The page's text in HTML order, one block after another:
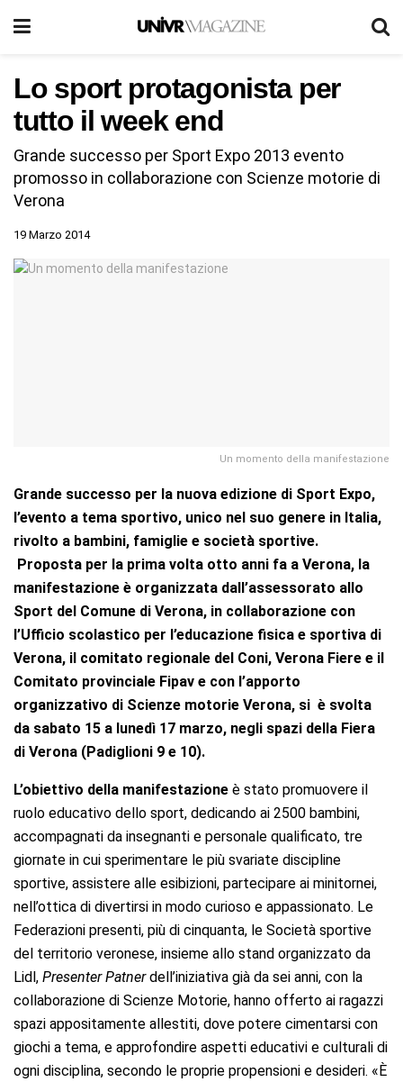
Lo sport protagonista per
tutto il week end
Grande successo per Sport Expo 2013 evento
promosso in collaborazione con Scienze motorie di
Verona
19 Marzo 2014
Un momento della manifestazione
Grande successo per la nuova edizione di Sport Expo,
l’evento a tema sportivo, unico nel suo genere in Italia,
rivolto a bambini, famiglie e società sportive.
Proposta per la prima volta otto anni fa a Verona, la
manifestazione è organizzata dall’assessorato allo
Sport del Comune di Verona, in collaborazione con
l’Ufficio scolastico per l’educazione fisica e sportiva di
Verona, il comitato regionale del Coni, Verona Fiere e il
Comitato provinciale Fipav e con l’apporto
organizzativo di Scienze motorie Verona, si è svolta
da sabato 15 a lunedì 17 marzo, negli spazi della Fiera
di Verona (Padiglioni 9 e 10).
L’obiettivo della manifestazione è stato promuovere il
ruolo educativo dello sport, dedicando ai 2500 bambini,
accompagnati da insegnanti e personale qualificato, tre
giornate in cui sperimentare le più svariate discipline
sportive, assistere alle esibizioni, partecipare ai minitornei,
nell’ottica di divertirsi in modo curioso e appassionato. Le
Federazioni presenti, più di cinquanta, le Società sportive
del territorio veronese, insieme allo stand organizzato da
Lidl, Presenter Patnerdell’iniziativa già da sei anni, con la
collaborazione di Scienze Motorie, hanno offerto ai ragazzi
spazi appositamente allestiti, dove potere cimentarsi con
giochi a tema, e approfondire aspetti educativi e culturali di
ogni disciplina, secondo le proprie propensioni e desideri. «È